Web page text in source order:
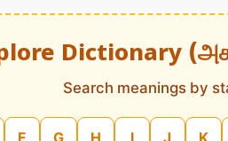
Dictionary
Search meanings by
F G H I J K